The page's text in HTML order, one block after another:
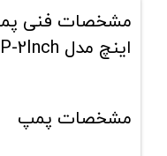
اینچ مدل 5.5HP-2Inch
مشخصات پمپ